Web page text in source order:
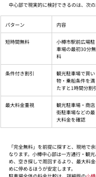
中心部で現実的に検討できるのは、次の
パターン 内容
短時間無料
小樽市駅前広場駐
車場の最初30分無
料
条件付き割引
観光駐車場で買い
物・乗船条件を満
たすと1時間分割
最大料金重視
観光駐車場・商店
街駐車場などの最
大料金を確認
「完全無料」を前提に探すと、現地で
なります。小樽中心部は一方通行・観
め、空き探しで周回するより、最大料
めに停めるほうが安定します。